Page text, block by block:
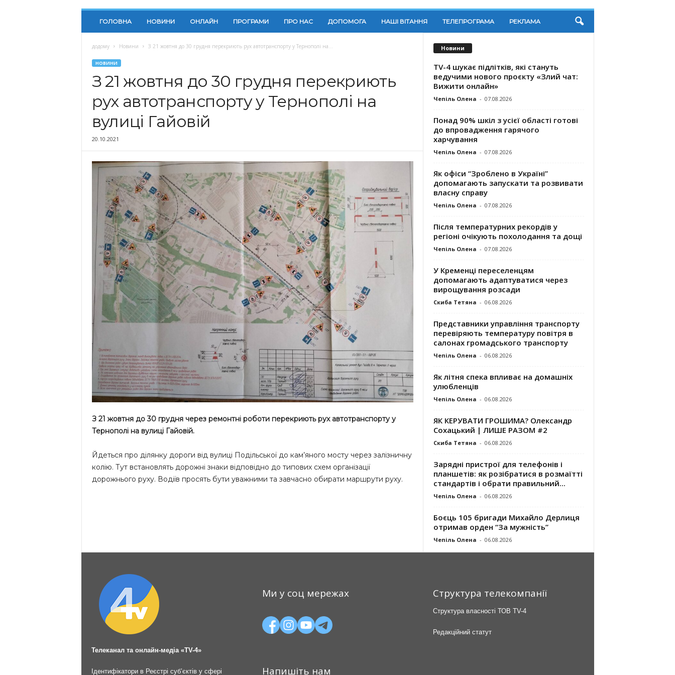
ГОЛОВНА НОВИНИ ОНЛАЙН ПРОГРАМИ ПРО НАС ДОПОМОГА НАШІ ВІТАННЯ ТЕЛЕПРОГРАМА РЕКЛАМА
додому Новини З 21 жовтня до 30 грудня перекриють рух автотранспорту у Тернополі на...
НОВИНИ
З 21 жовтня до 30 грудня перекриють
рух автотранспорту у Тернополі на
вулиці Гайовій
20.10.2021
З 21 жовтня до 30 грудня через ремонтні роботи перекриють рух автотранспорту у
Тернополі на вулиці Гайовій.
Йдеться про ділянку дороги від вулиці Подільської до кам’яного мосту через залізничну
колію. Тут встановлять дорожні знаки відповідно до типових схем організації
дорожнього руху. Водіїв просять бути уважними та завчасно обирати маршрути руху.
Новини
TV-4 шукає підлітків, які стануть
ведучими нового проєкту «Злий чат:
Вижити онлайн»
Чепіль Олена - 07.08.2026
Понад 90% шкіл з усієї області готові
до впровадження гарячого
харчування
Чепіль Олена - 07.08.2026
Як офіси “Зроблено в Україні”
допомагають запускaти та розвивати
власну справу
Чепіль Олена - 07.08.2026
Після температурних рекордів у
регіоні очікують похолодання та дощі
Чепіль Олена - 07.08.2026
У Кременці переселенцям
допомагають адаптуватися через
вирощування розсади
Скиба Тетяна - 06.08.2026
Представники управління транспорту
перевіряють температуру повітря в
салонах громадського транспорту
Чепіль Олена - 06.08.2026
Як літня спека впливає на домашніх
улюбленців
Чепіль Олена - 06.08.2026
ЯК КЕРУВАТИ ГРОШИМА? Олександр
Сохацький | ЛИШЕ РАЗОМ #2
Скиба Тетяна - 06.08.2026
Зарядні пристрої для телефонів і
планшетів: як розібратися в розмаїтті
стандартів і обрати правильний...
Чепіль Олена - 06.08.2026
Боєць 105 бригади Михайло Дерлиця
отримав орден “За мужність”
Чепіль Олена - 06.08.2026
Телеканал та онлайн-медіа «TV-4»
Ідентифікатори в Реєстрі суб’єктів у сфері
Ми у соц мережах
Напишіть нам
Структура телекомпанії
Структура власності ТОВ TV-4
Редакційний статут